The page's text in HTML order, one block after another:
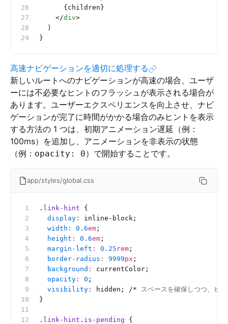
      {children}
    </
div>
  )
}
高速ナビゲーションを適切に処理する
新しいルートへのナビゲーションが高速の場合、ユーザ
ーには不必要なヒントのフラッシュが表示される場合が
あります。ユーザーエクスペリエンスを向上させ、ナビ
ゲーションが完了に時間がかかる場合のみヒントを表示
する方法の 1 つは、初期アニメーション遅延（例：
100ms）を追加し、アニメーションを非表示の状態
（例： opacity: 0）で開始することです。
app/styles/global.css
. link-hint {
  display
:
inline-block;
  width
: 0.6em ;
  height
: 0.6em ;
  margin-left
: 0.25 rem ;
  border-radius
: 9999px ;
  background
:
currentColor;
  opacity
: 0 ;
  visibility
: hidden; /* スペースを確保しつつ、ヒ
}
. link-hint . is-pending {